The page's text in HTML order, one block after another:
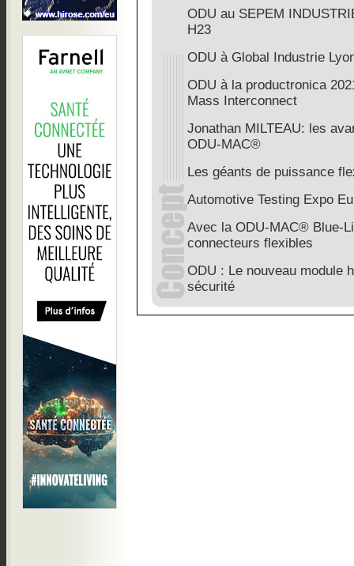
ODU au SEPEM
H23
ODU à Global Industrie
ODU à la productronica
Mass Interconnect
Jonathan MILTEAU: les
ODU-MAC®
Les géants de puissance
Automotive Testing Expo
Avec la ODU-MAC® Blue-
connecteurs flexibles
ODU : Le nouveau module
sécurité